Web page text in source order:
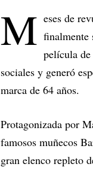
M eses de
finalmente
película
sociales y generó
marca de 64 años.
Protagonizada por
famosos muñecos
gran elenco repleto